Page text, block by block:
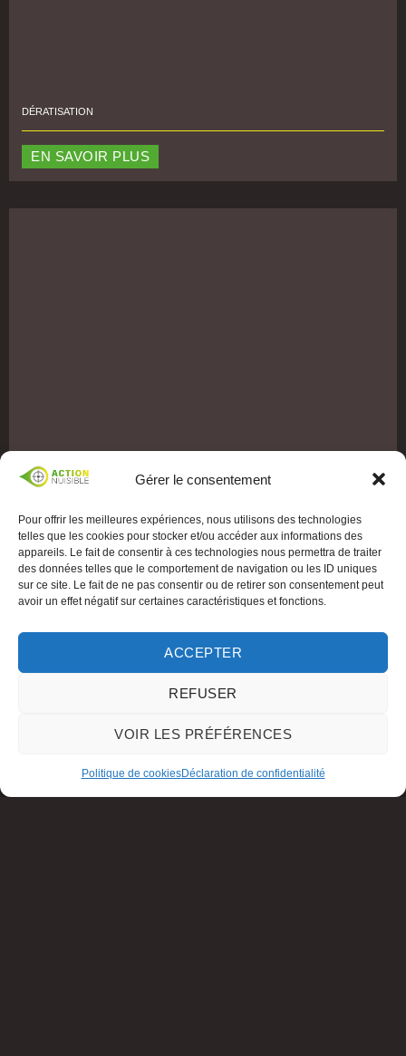
Gérer le consentement
Pour offrir les meilleures expériences, nous utilisons des technologies
telles que les cookies pour stocker et/ou accéder aux informations des
appareils. Le fait de consentir à ces technologies nous permettra de traiter
des données telles que le comportement de navigation ou les ID uniques
sur ce site. Le fait de ne pas consentir ou de retirer son consentement peut
avoir un effet négatif sur certaines caractéristiques et fonctions.
ACCEPTER
REFUSER
VOIR LES PRÉFÉRENCES
Politique de cookiesDéclaration de confidentialité
DÉRATISATION
EN SAVOIR PLUS